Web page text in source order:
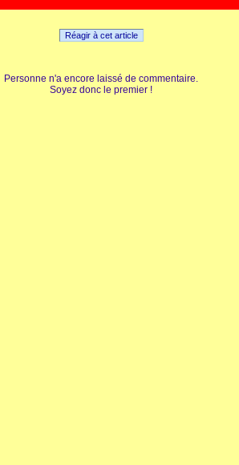
Réagir à cet article
Personne n'a encore laissé de commentaire.
Soyez donc le premier !